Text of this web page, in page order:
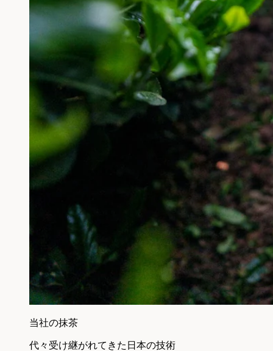
当社の抹茶
代々受け継がれてきた日本の技術